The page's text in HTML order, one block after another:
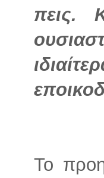
πεις.
Το